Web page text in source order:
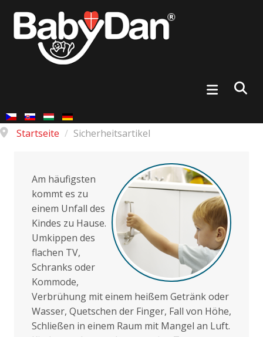
Startseite / Sicherheitsartikel
Am häufigsten
kommt es zu
einem Unfall des
Kindes zu Hause.
Umkippen des
flachen TV,
Schranks oder
Kommode,
Verbrühung mit einem heißem Getränk oder
Wasser, Quetschen der Finger, Fall von Höhe,
Schließen in einem Raum mit Mangel an Luft.